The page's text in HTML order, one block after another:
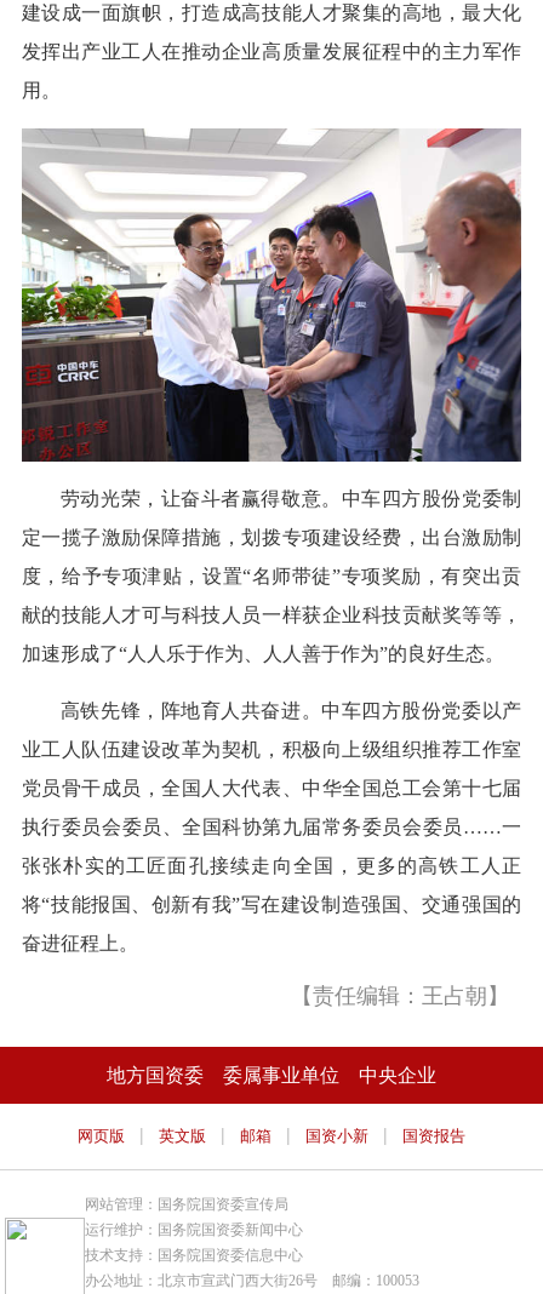
建设成一面旗帜，打造成高技能人才聚集的高地，最大化
发挥出产业工人在推动企业高质量发展征程中的主力军作
用。
劳动光荣，让奋斗者赢得敬意。中车四方股份党委制
定一揽子激励保障措施，划拨专项建设经费，出台激励制
度，给予专项津贴，设置“名师带徒”专项奖励，有突出贡
献的技能人才可与科技人员一样获企业科技贡献奖等等，
加速形成了“人人乐于作为、人人善于作为”的良好生态。
高铁先锋，阵地育人共奋进。中车四方股份党委以产
业工人队伍建设改革为契机，积极向上级组织推荐工作室
党员骨干成员，全国人大代表、中华全国总工会第十七届
执行委员会委员、全国科协第九届常务委员会委员……一
张张朴实的工匠面孔接续走向全国，更多的高铁工人正
将“技能报国、创新有我”写在建设制造强国、交通强国的
奋进征程上。
【责任编辑：王占朝】
地方国资委 委属事业单位 中央企业
网页版 | 英文版 | 邮箱 | 国资小新 | 国资报告
网站管理：国务院国资委宣传局
运行维护：国务院国资委新闻中心
技术支持：国务院国资委信息中心
办公地址：北京市宣武门西大街26号 邮编：100053